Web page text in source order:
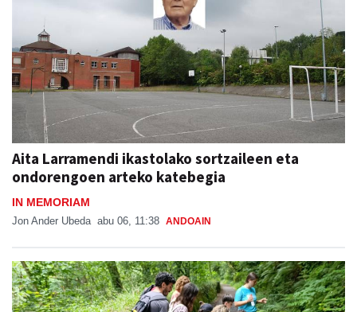
Aita Larramendi ikastolako sortzaileen eta
ondorengoen arteko katebegia
IN MEMORIAM
Jon Ander Ubeda abu 06, 11:38 ANDOAIN